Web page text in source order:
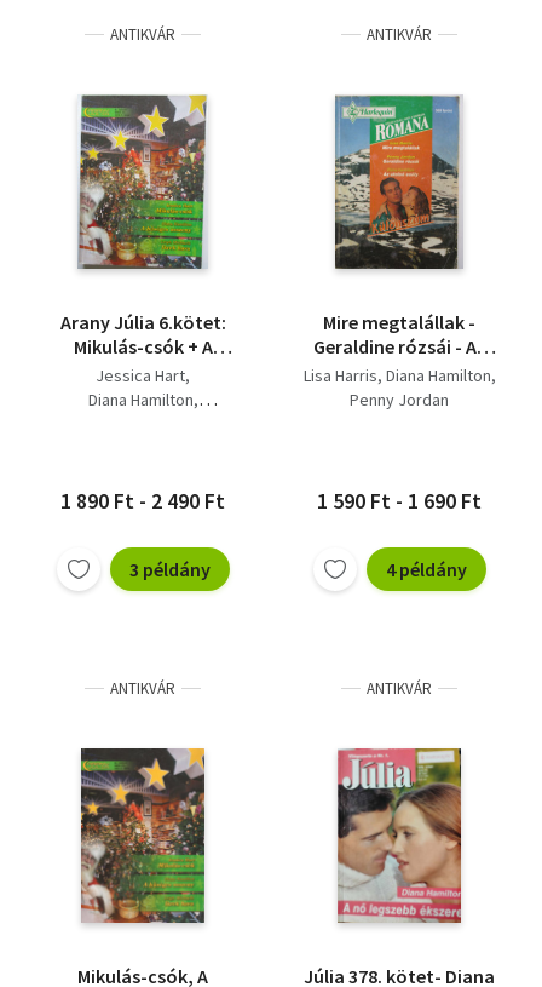
ANTIKVÁR
Arany Júlia 6.kötet:
Mikulás-csók + A
hűséges asszony +
Ikrek hava
Jessica Hart
Diana Hamilton
1 890 Ft - 2 490 Ft
3 példány
ANTIKVÁR
Mire megtalállak -
Geraldine rózsái - Az
utolsó esély
Lisa Harris Diana Hamilton
Penny Jordan
1 590 Ft - 1 690 Ft
4 példány
ANTIKVÁR
Mikulás-csók, A
ANTIKVÁR
Júlia 378. kötet- Diana